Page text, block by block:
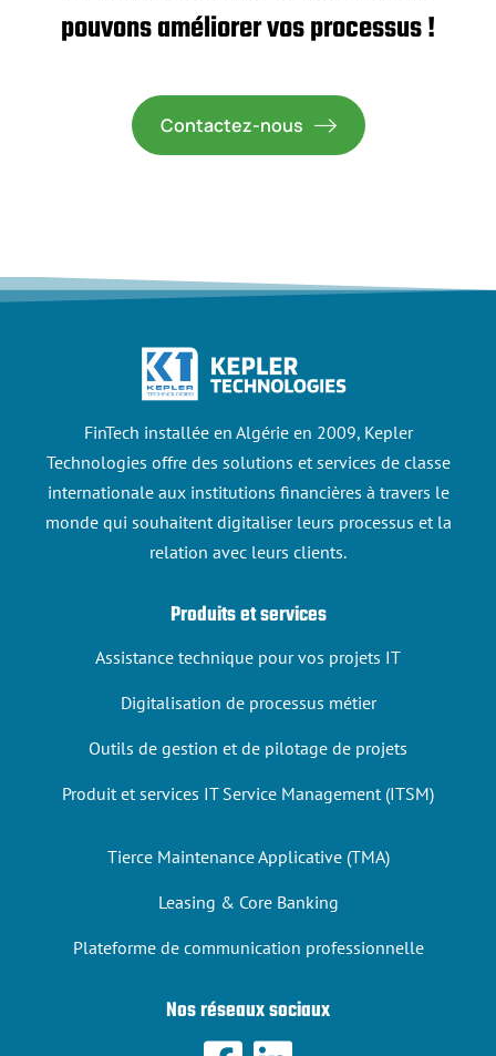
pouvons améliorer vos processus !
Contactez-nous
FinTech installée en Algérie en 2009, Kepler
Technologies offre des solutions et services de classe
internationale aux institutions financières à travers le
monde qui souhaitent digitaliser leurs processus et la
relation avec leurs clients.
Produits et services
Assistance technique pour vos projets IT
Digitalisation de processus métier
Outils de gestion et de pilotage de projets
Produit et services IT Service Management (ITSM)
Tierce Maintenance Applicative (TMA)
Leasing & Core Banking
Plateforme de communication professionnelle
Nos réseaux sociaux